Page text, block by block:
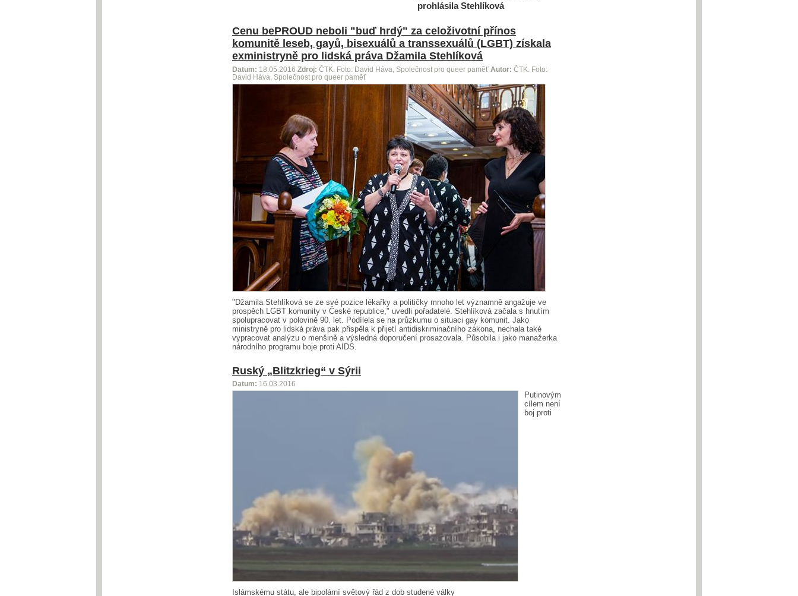
prohlásila Stehlíková
Cenu bePROUD neboli "buď hrdý" za celoživotní přínos
komunitě leseb, gayů, bisexuálů a transsexuálů (LGBT) získala
exministryně pro lidská práva Džamila Stehlíková
Datum: 18.05.2016 Zdroj: ČTK. Foto: David Háva, Společnost pro queer paměť Autor: ČTK. Foto:
David Háva, Společnost pro queer paměť
"Džamila Stehlíková se ze své pozice lékařky a političky mnoho let významně angažuje ve
prospěch LGBT komunity v České republice," uvedli pořadatelé. Stehlíková začala s hnutím
spolupracovat v polovině 90. let. Podílela se na průzkumu o situaci gay komunit. Jako
ministryně pro lidská práva pak přispěla k přijetí antidiskriminačního zákona, nechala také
vypracovat analýzu o menšině a výsledná doporučení prosazovala. Působila i jako manažerka
národního programu boje proti AIDS.
Ruský „Blitzkrieg“ v Sýrii
Datum: 16.03.2016
Putinovým
cílem není
boj proti
Islámskému státu, ale bipolární světový řád z dob studené války